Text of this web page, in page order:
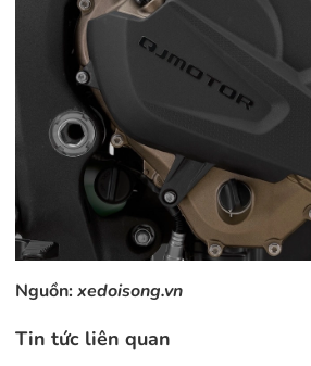
Nguồn:xedoisong.vn
Tin tức liên quan